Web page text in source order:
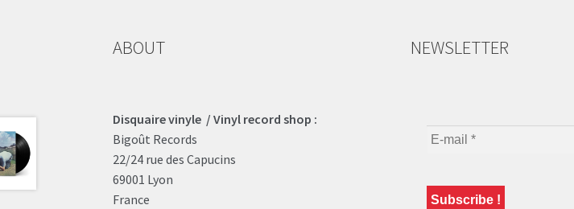
ABOUT
Disquaire vinyle / Vinyl record shop :
Bigoût Records
22/24 rue des Capucins
69001 Lyon
France
NEWSLETTER